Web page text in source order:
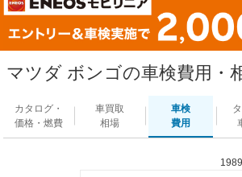
マツダ ボンゴの車検費用・
カタログ・
価格・燃費
車買取
相場
車検
費用